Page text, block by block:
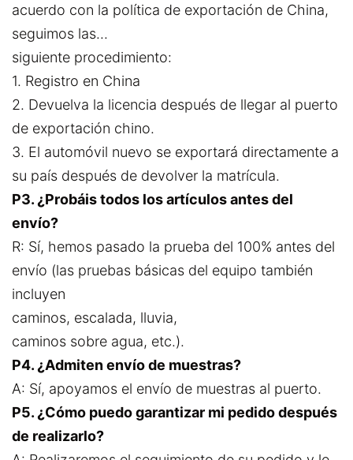
acuerdo con la política de exportación de China,
seguimos las...
siguiente procedimiento:
1. Registro en China
2. Devuelva la licencia después de llegar al puerto
de exportación chino.
3. El automóvil nuevo se exportará directamente a
su país después de devolver la matrícula.
P3. ¿Probáis todos los artículos antes del
envío?
R: Sí, hemos pasado la prueba del 100% antes del
envío (las pruebas básicas del equipo también
incluyen
caminos, escalada, lluvia,
caminos sobre agua, etc.).
P4. ¿Admiten envío de muestras?
A: Sí, apoyamos el envío de muestras al puerto.
P5. ¿Cómo puedo garantizar mi pedido después
de realizarlo?